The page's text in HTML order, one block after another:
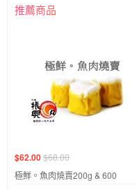
推薦商品
$62.00$68.00
極鮮。魚肉燒賣200g & 600